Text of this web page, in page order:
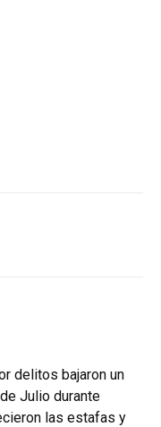
delitos bajaron un
Julio durante
las estafas y